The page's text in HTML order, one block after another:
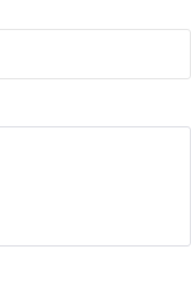
Yeni Sezon